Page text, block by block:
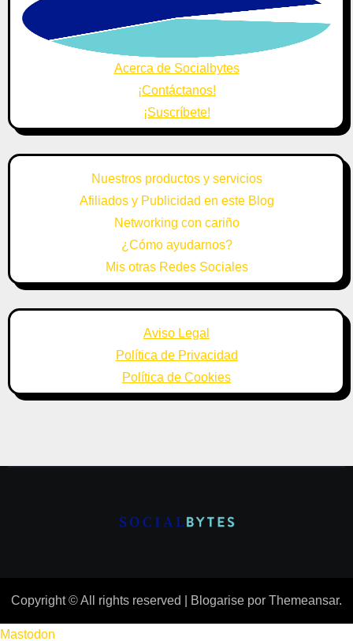
Acerca de Socialbytes
¡Contáctanos!
¡Suscríbete!
Nuestros productos y servicios
Afiliados y Publicidad en este Blog
Networking con cariño
¿Cómo ayudarnos?
Mis otras Redes Sociales
Aviso Legal
Política de Privacidad
Política de Cookies
Copyright © All rights reserved Blogarise por Themeansar.
Mastodon